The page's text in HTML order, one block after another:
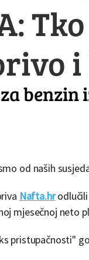
od naših
Nafta.hrodlučili
mjesečnoj neto
pristupačnosti"